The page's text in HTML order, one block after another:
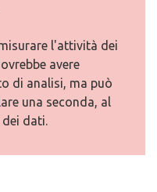
l'attività dei
avere
di analisi, ma può
una seconda, al
dati.